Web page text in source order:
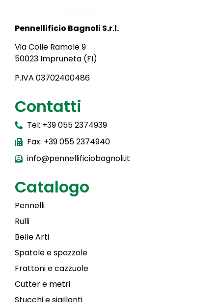
Pennellificio Bagnoli S.r.l.
Via Colle Ramole 9
50023 Impruneta (FI)
P.IVA 03702400486
Contatti
Tel: +39 055 2374939
Fax: +39 055 2374940
info@pennellificiobagnoli.it
Catalogo
Pennelli
Rulli
Belle Arti
Spatole e spazzole
Frattoni e cazzuole
Cutter e metri
Stucchi e sigillanti